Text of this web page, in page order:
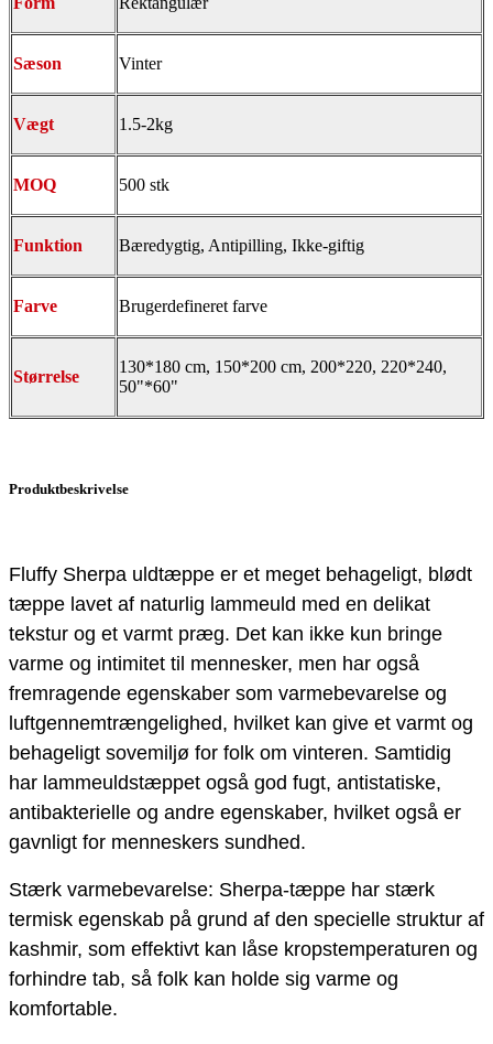
Sæson Vinter
Vægt 1.5-2kg
MOQ 500 stk
Funktion Bæredygtig, Antipilling, Ikke-giftig
Farve Brugerdefineret farve
Størrelse
130*180 cm, 150*200 cm, 200*220, 220*240,
50"*60"
Produktbeskrivelse
Fluffy Sherpa uldtæppe er et meget behageligt, blødt
tæppe lavet af naturlig lammeuld med en delikat
tekstur og et varmt præg. Det kan ikke kun bringe
varme og intimitet til mennesker, men har også
fremragende egenskaber som varmebevarelse og
luftgennemtrængelighed, hvilket kan give et varmt og
behageligt sovemiljø for folk om vinteren. Samtidig
har lammeuldstæppet også god fugt, antistatiske,
antibakterielle og andre egenskaber, hvilket også er
gavnligt for menneskers sundhed.
Stærk varmebevarelse: Sherpa-tæppe har stærk
termisk egenskab på grund af den specielle struktur af
kashmir, som effektivt kan låse kropstemperaturen og
forhindre tab, så folk kan holde sig varme og
komfortable.